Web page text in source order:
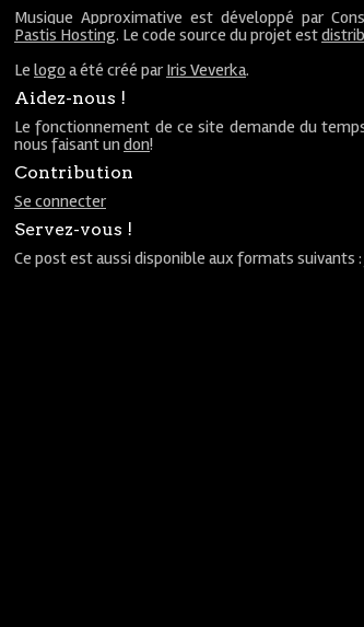
Musique Approximative est développé par
Pastis Hosting. Le code source du projet est
Le logo a été créé par Iris Veverka.
Aidez-nous !
Le fonctionnement de ce site demande du
nous faisant undon!
Contribution
Se connecter
Servez-vous !
Ce post est aussi disponible aux formats suivants :